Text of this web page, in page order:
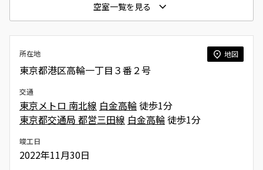
空室一覧を見る
所在地 地図
東京都港区高輪一丁目３番２号
交通
東京メトロ 南北線 白金高輪徒歩1分
東京都交通局 都営三田線 白金高輪徒歩1分
竣工日
2022年11月30日